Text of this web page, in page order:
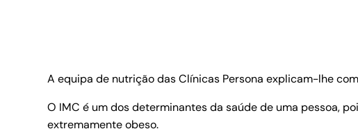
A equipa de nutrição das Clínicas Persona explicam-lhe
O IMC é um dos determinantes da saúde de uma pessoa,
extremamente obeso.